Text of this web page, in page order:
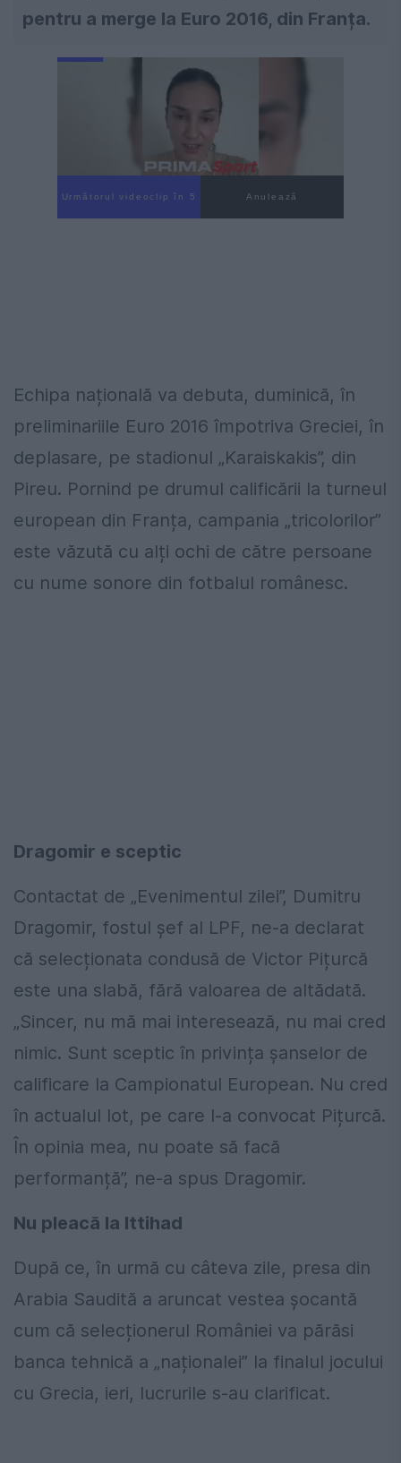
pentru a merge la Euro 2016, din Franța.
Următorul videoclip în 4 Anulează
Echipa națională va debuta, duminică, în
preliminariile Euro 2016 împotriva Greciei, în
deplasare, pe stadionul „Karaiskakis”, din
Pireu. Pornind pe drumul calificării la turneul
european din Franța, campania „tricolorilor”
este văzută cu alți ochi de către persoane
cu nume sonore din fotbalul românesc.
Dragomir e sceptic
Contactat de „Evenimentul zilei”, Dumitru
Dragomir, fostul șef al LPF, ne-a declarat
că selecționata condusă de Victor Pițurcă
este una slabă, fără valoarea de altădată.
„Sincer, nu mă mai interesează, nu mai cred
nimic. Sunt sceptic în privința șanselor de
calificare la Campionatul European. Nu cred
în actualul lot, pe care l-a convocat Pițurcă.
În opinia mea, nu poate să facă
performanță”, ne-a spus Dragomir.
Nu pleacă la Ittihad
După ce, în urmă cu câteva zile, presa din
Arabia Saudită a aruncat vestea șocantă
cum că selecționerul României va părăsi
banca tehnică a „naționalei” la finalul jocului
cu Grecia, ieri, lucrurile s-au clarificat.